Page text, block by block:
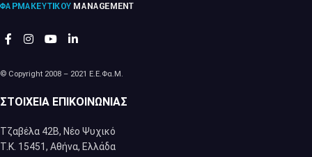
© Copyright 2008 – 2021 Ε.Ε.Φα.Μ.
ΣΤΟΙΧΕΊΑ ΕΠΙΚΟΙΝΩΝΊΑΣ
Τζαβέλα 42Β, Νέο Ψυχικό
Τ.Κ. 15451, Αθήνα, Eλλάδα